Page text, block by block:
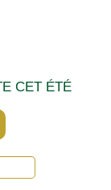
CET ÉTÉ